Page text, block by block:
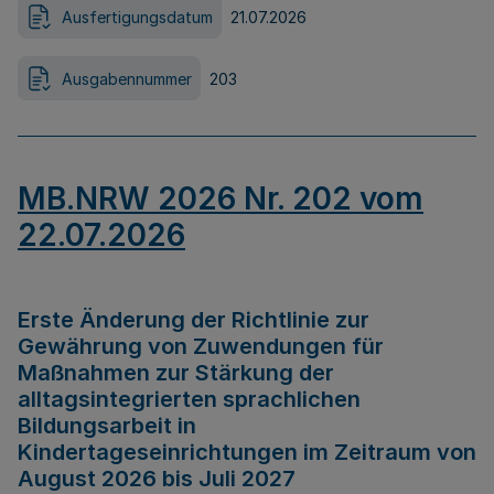
Ausfertigungsdatum 21.07.2026
Ausgabennummer 203
MB.NRW 2026 Nr. 202 vom
22.07.2026
Erste Änderung der Richtlinie zur
Gewährung von Zuwendungen für
Maßnahmen zur Stärkung der
alltagsintegrierten sprachlichen
Bildungsarbeit in
Kindertageseinrichtungen im Zeitraum von
August 2026 bis Juli 2027